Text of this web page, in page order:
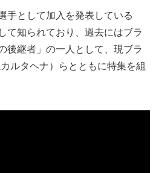
手として加入を発表している
て知られており、過去にはブラ
後継者」の一人として、現ブラ
ルタヘナ）らとともに特集を組